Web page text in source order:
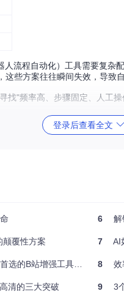
流程自动化）工具需要复
些方案往往瞬间失效，导致
"频率高、步骤固定、人工
级完成，典型任务效率提升
高价值创造性工作
平台内容自动分发，数据分析
价格监控效率提升7倍，市场
登录后查看全文
颠覆性方案
B站增强工具全攻略
清的三大突破
6 解
7 AI
8 效
9 3